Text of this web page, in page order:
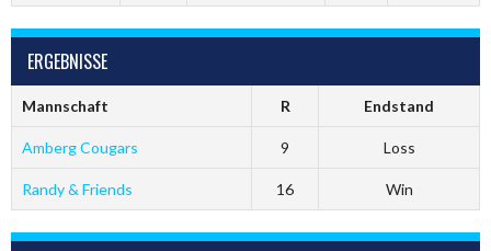
ERGEBNISSE
Mannschaft R Endstand
Amberg Cougars 9 Loss
Randy & Friends 16 Win